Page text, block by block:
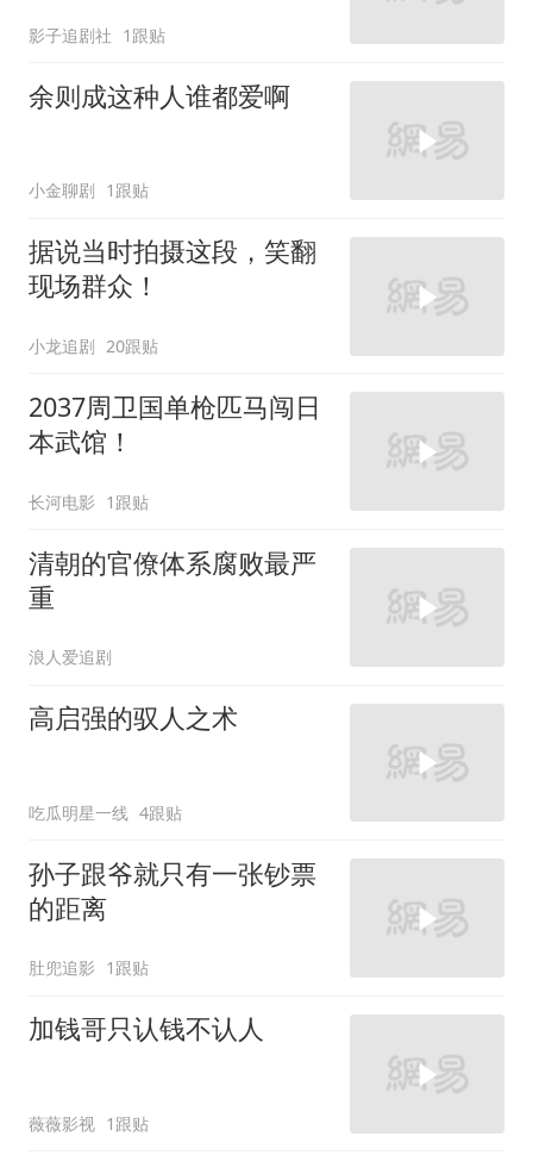
影子追剧社 1跟贴
余则成这种人谁都爱啊
小金聊剧 1跟贴
据说当时拍摄这段，笑翻
现场群众！
小龙追剧 20跟贴
2037周卫国单枪匹马闯日
本武馆！
长河电影 1跟贴
清朝的官僚体系腐败最严
重
浪人爱追剧
高启强的驭人之术
吃瓜明星一线 4跟贴
孙子跟爷就只有一张钞票
的距离
肚兜追影 1跟贴
加钱哥只认钱不认人
薇薇影视 1跟贴